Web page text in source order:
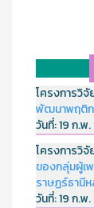
โครงการวิจั
พัฒนาพฤติก
วันที่:19 ก.พ
โครงการวิจั
ของกลุ่มผู้เ
ราษฏร์ธานี
วันที่:19 ก.พ